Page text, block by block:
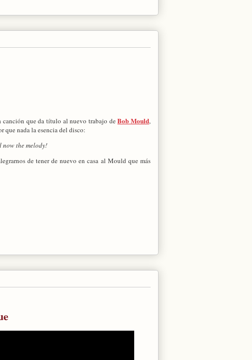
canción que da título al nuevo trabajo deBob Mould,
que nada la esencia del disco:
now the melody!
de tener de nuevo en casa al Mould que más